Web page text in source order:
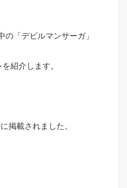
の「デビルマンサーガ」
紹介します。
掲載されました。